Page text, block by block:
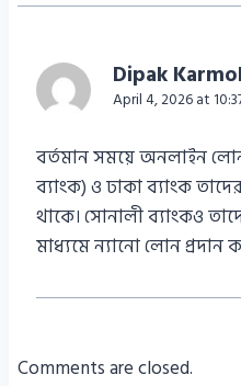
Dipak
April 4, 2026 at
বর্তমান সময়ে অনলাইন
ব্যাংক) ও ঢাকা ব্যাংক
থাকে। সোনালী ব্যাংকও
মাধ্যমে ন্যানো লোন প্রদান
Comments are closed.